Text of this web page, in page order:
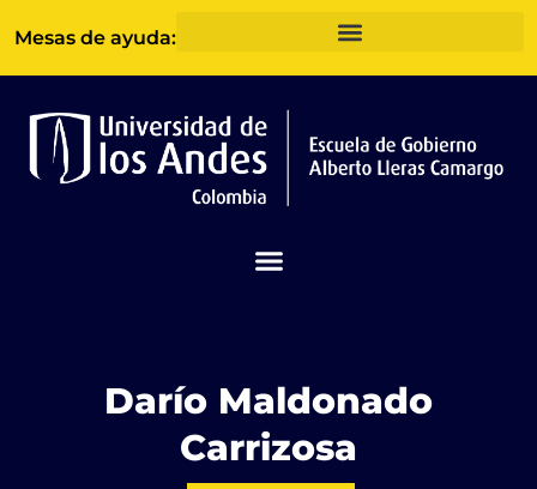
contenido
Mesas de ayuda:
Darío Maldonado
Carrizosa